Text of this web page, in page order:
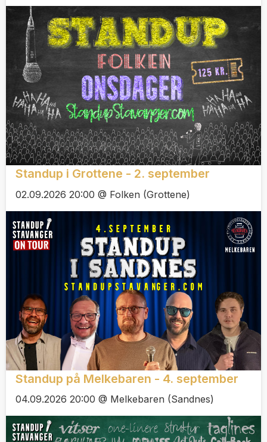
Standup i Grottene - 2. september
02.09.2026 20:00 @ Folken (Grottene)
Standup på Melkebaren - 4. september
04.09.2026 20:00 @ Melkebaren (Sandnes)